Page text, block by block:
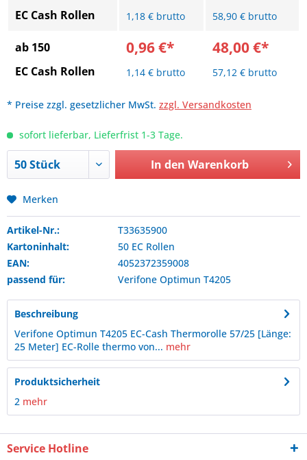
EC Cash Rollen
1,18 € brutto 58,90 € brutto
ab 150
EC Cash Rollen
0,96 €*
1,14 € brutto
48,00 €*
57,12 € brutto
* Preise zzgl. gesetzlicher MwSt. zzgl. Versandkosten
sofort lieferbar, Lieferfrist 1-3 Tage.
In den Warenkorb
Merken
Artikel-Nr.:
T33635900
Kartoninhalt:
50 EC Rollen
EAN:
4052372359008
passend für:
Verifone Optimun T4205
Beschreibung
Verifone Optimun T4205 EC-Cash Thermorolle 57/25 [Länge:
25 Meter] EC-Rolle thermo von... mehr
Produktsicherheit
2 mehr
Service Hotline